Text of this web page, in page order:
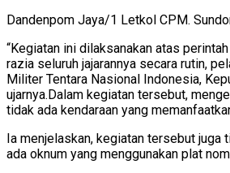
Dandenpom Jaya/1 Letkol CPM.
“Kegiatan ini dilaksanakan atas
razia seluruh jajarannya secara rutin,
Militer Tentara Nasional Indonesia,
ujarnya.Dalam kegiatan tersebut,
tidak ada kendaraan yang
Ia menjelaskan, kegiatan tersebut juga
ada oknum yang menggunakan plat